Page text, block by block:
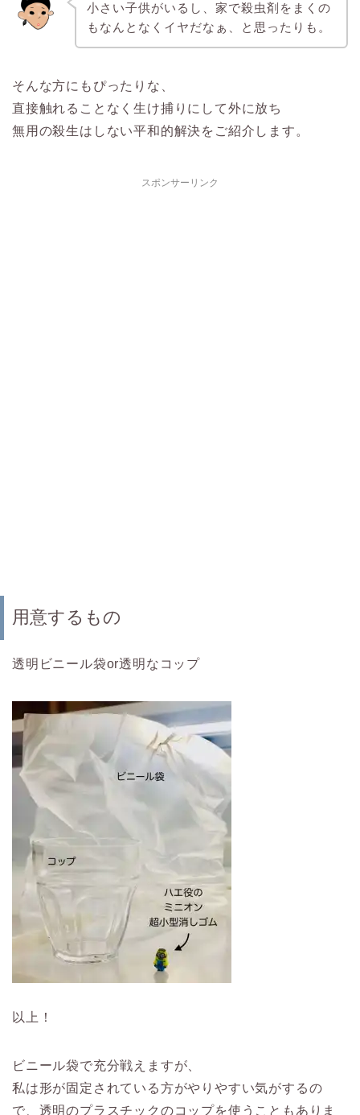
小さい子供がいるし、家で殺虫剤をまくの
もなんとなくイヤだなぁ、と思ったりも。
そんな方にもぴったりな、
直接触れることなく生け捕りにして外に放ち
無用の殺生はしない平和的解決をご紹介します。
スポンサーリンク
用意するもの
透明ビニール袋or透明なコップ
以上！
ビニール袋で充分戦えますが、
私は形が固定されている方がやりやすい気がするの
で、透明のプラスチックのコップを使うこともありま